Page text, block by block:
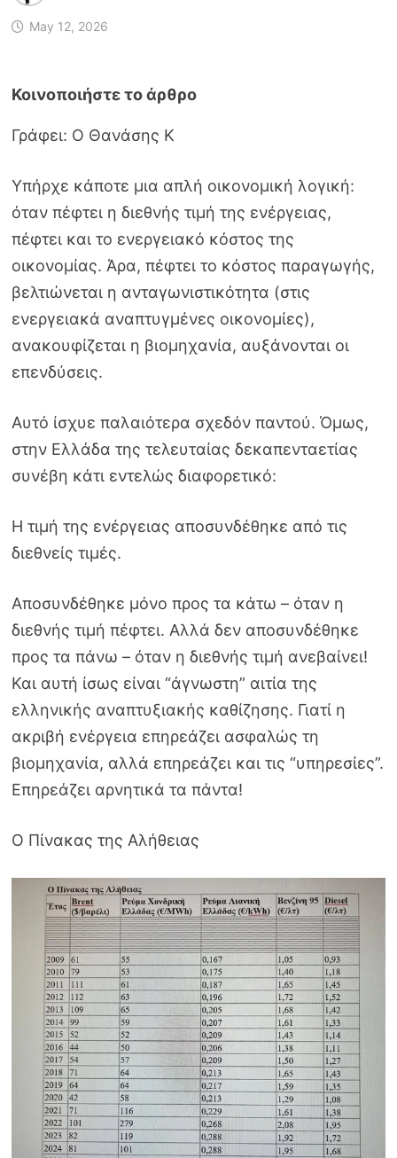
May 12, 2026
Γράφει: Ο Θανάσης Κ
Υπήρχε κάποτε μια απλή οικονομική λογική:
όταν πέφτει η διεθνής τιμή της ενέργειας,
πέφτει και το ενεργειακό κόστος της
οικονομίας. Άρα, πέφτει το κόστος παραγωγής,
βελτιώνεται η ανταγωνιστικότητα (στις
ενεργειακά αναπτυγμένες οικονομίες),
ανακουφίζεται η βιομηχανία, αυξάνονται οι
επενδύσεις.
Αυτό ίσχυε παλαιότερα σχεδόν παντού. Όμως,
στην Ελλάδα της τελευταίας δεκαπενταετίας
συνέβη κάτι εντελώς διαφορετικό:
Η τιμή της ενέργειας αποσυνδέθηκε από τις
διεθνείς τιμές.
Αποσυνδέθηκε μόνο προς τα κάτω – όταν η
διεθνής τιμή πέφτει. Αλλά δεν αποσυνδέθηκε
προς τα πάνω – όταν η διεθνής τιμή ανεβαίνει!
Και αυτή ίσως είναι “άγνωστη” αιτία της
ελληνικής αναπτυξιακής καθίζησης. Γιατί η
ακριβή ενέργεια επηρεάζει ασφαλώς τη
βιομηχανία, αλλά επηρεάζει και τις “υπηρεσίες”.
Επηρεάζει αρνητικά τα πάντα!
Ο Πίνακας της Αλήθειας